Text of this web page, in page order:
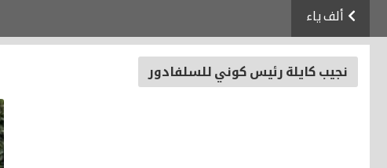
ألف ياء
نجيب كايلة رئيس كوني للسلفادور